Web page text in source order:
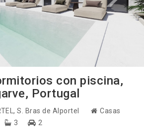
con piscina,
Portugal
, S. Bras de Alportel
Casas
3 2